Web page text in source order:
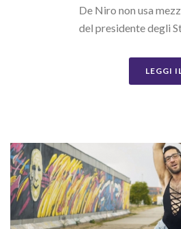
De Niro non usa
del presidente degli
LEGGI